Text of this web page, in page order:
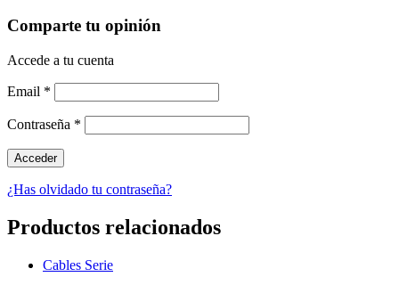
Comparte tu opinión
Accede a tu cuenta
Email *
Contraseña *
¿Has olvidado tu contraseña?
Productos relacionados
Cables Serie